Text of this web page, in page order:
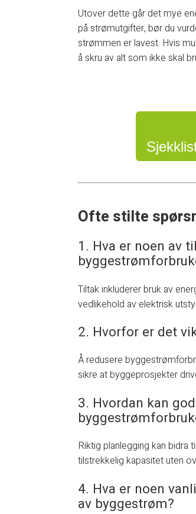
Utover dette går det mye
på strømutgifter, bør du
strømmen er lavest. Hvis
å skru av alt som ikke skal
Ofte stilte
1. Hva er noen av
Tiltak inkluderer bruk av
vedlikehold av elektrisk
2. Hvorfor er det
Å redusere
sikre at byggeprosjekter
3. Hvordan kan
Riktig planlegging kan
tilstrekkelig kapasitet uten
4. Hva er noen
av byggestrøm?